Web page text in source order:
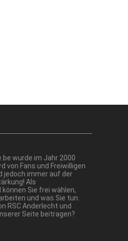
wurde im Jahr 2000
von Fans und Freiwilligen
jedoch immer auf der
Als
Sie frei wählen,
und was Sie tun.
RSC Anderlecht und
Seite beitragen?